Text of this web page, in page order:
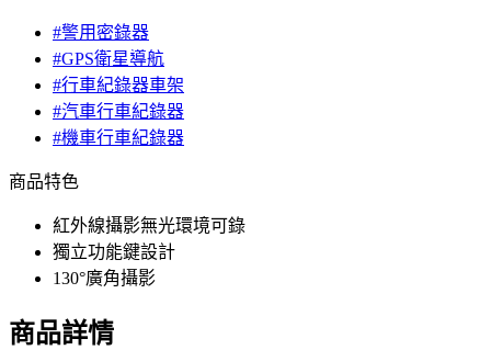
#警用密錄器
#GPS衛星導航
#行車紀錄器車架
#汽車行車紀錄器
#機車行車紀錄器
商品特色
紅外線攝影無光環境可錄
獨立功能鍵設計
130°廣角攝影
商品詳情